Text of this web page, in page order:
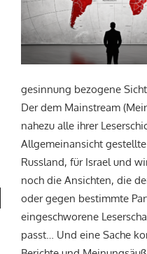
gesinnung bezogene
Der dem Mainstream
nahezu alle ihrer
Allgemeinansicht
Russland, für Israel und
noch die Ansichten, die
oder gegen bestimmte
eingeschworene
passt… Und eine Sache